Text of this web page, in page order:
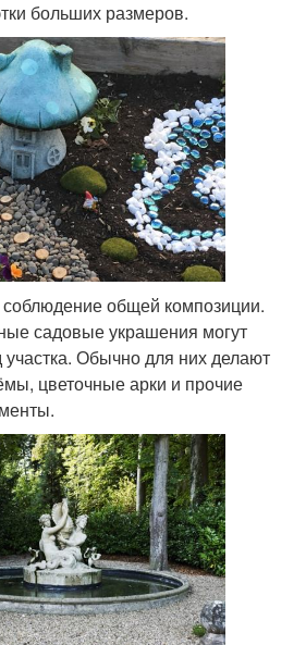
больших размеров.
общей композиции.
садовые украшения могут
участка. Обычно для них делают
цветочные арки и прочие